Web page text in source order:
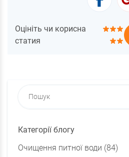
Категорії блогу
Очищення питної води (84)
Оцініть чи корисна
статия